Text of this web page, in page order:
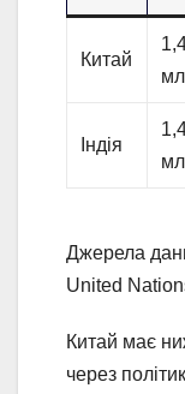
Китай
Індія
Джерела
United
Китай має
через